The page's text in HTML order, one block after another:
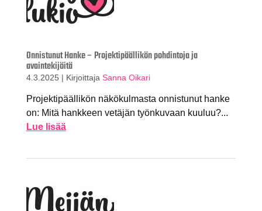
Onnistunut Hanke – Projektipäällikön pohdintoja ja
avaintekijöitä
4.3.2025 | Kirjoittaja Sanna Oikari
Projektipäällikön näkökulmasta onnistunut hanke
on: Mitä hankkeen vetäjän työnkuvaan kuuluu?...
Lue lisää